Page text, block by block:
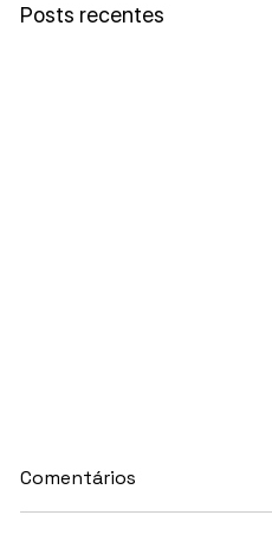
Posts recentes
Comentários